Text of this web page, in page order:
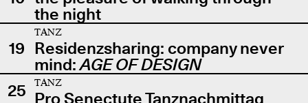
the night
19
TANZ
Residenzsharing: company never
mind:AGE OF DESIGN
25
TANZ
Pro Senectute Tanznachmittag